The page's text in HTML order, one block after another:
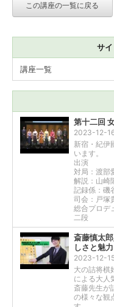
この講座の一覧に戻る
サ
講座一覧
第十二回
2023-12-
新宿・紀伊
います。
出演
対局：渡部
解説：山
記録係：磯
司会：戸塚
総合プロデ
二段
斎藤慎太
しさと魅
2023-12-
大の詰将棋
による大人
斎藤先生が
の様々な観